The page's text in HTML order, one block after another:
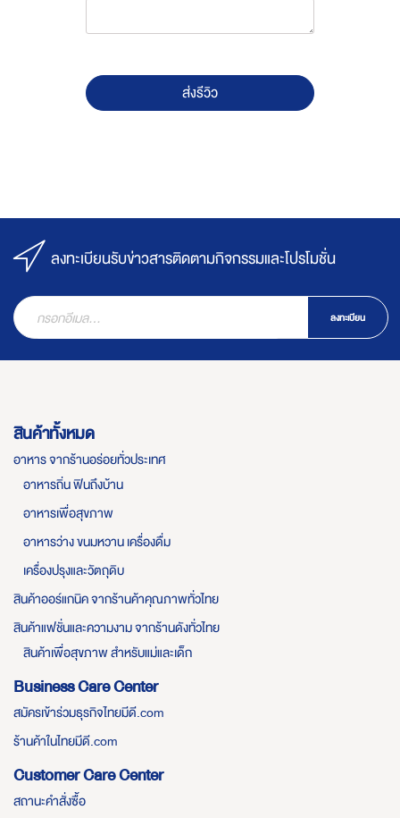
ส่งรีวิว
ลงทะเบียนรับข่าวสารติดตามกิจกรรมและโปรโมชั่น
ลงทะเบียน
สินค้าทั้งหมด
อาหาร จากร้านอร่อยทั่วประเทศ
อาหารถิ่น ฟินถึงบ้าน
อาหารเพื่อสุขภาพ
อาหารว่าง ขนมหวาน เครื่องดื่ม
เครื่องปรุงและวัตถุดิบ
สินค้าออร์แกนิค จากร้านค้าคุณภาพทั่วไทย
สินค้าแฟชั่นและความงาม จากร้านดังทั่วไทย
สินค้าเพื่อสุขภาพ สำหรับแม่และเด็ก
Business Care Center
สมัครเข้าร่วมธุรกิจไทยมีดี.com
ร้านค้าในไทยมีดี.com
Customer Care Center
สถานะคำสั่งซื้อ